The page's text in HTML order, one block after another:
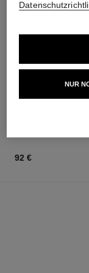
Nährt – Pflegt
Schenkt
92 €
NUR